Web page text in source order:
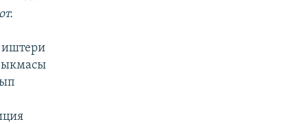
иштери
ыкмасы